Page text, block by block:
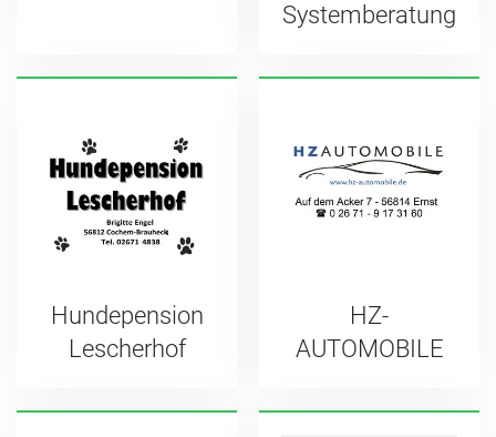
Systemberatung
Hundepension
Lescherhof
HZ-
AUTOMOBILE